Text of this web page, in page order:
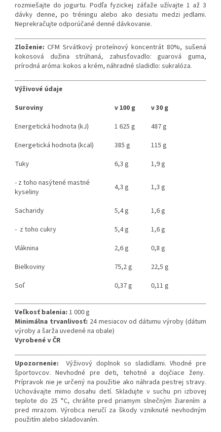
rozmiešajte do jogurtu. Podľa fyzickej záťaže užívajte 1 až 3
dávky denne, po tréningu alebo ako desiatu medzi jedlami.
Neprekračujte odporúčané denné dávkovanie.
Zloženie: CFM Srvátkový proteínový koncentrát 80%, sušená
kokosová dužina strúhaná, zahusťovadlo: guarová guma,
prírodná aróma: kokos a krém, náhradné sladidlo: sukralóza.
Výživové údaje
Suroviny
v 100 g
v 30 g
Energetická hodnota (kJ)
1 625 g
487 g
Energetická hodnota (kcal)
385 g
115 g
Tuky
6,3 g
1,9 g
- z toho nasýtené mastné
kyseliny
4,3 g 1,3 g
Sacharidy 5,4 g
1,6 g
- z toho cukry
5,4 g
1,6 g
Vláknina
2,6 g
0,8 g
Bielkoviny
75,2 g
22,5 g
Soľ
0,37 g 0,11 g
Veľkosť balenia: 1 000 g
Minimálna trvanlivosť: 24 mesiacov od dátumu výroby (dátum
výroby a šarža uvedené na obale)
Vyrobené v ČR
Upozornenie: Výživový doplnok so sladidlami. Vhodné pre
športovcov. Nevhodné pre deti, tehotné a dojčiace ženy.
Prípravok nie je určený na použitie ako náhrada pestrej stravy.
Uchovávajte mimo dosahu detí. Skladujte v suchu pri izbovej
teplote do 25 °C, chráňte pred priamym slnečným žiarením a
pred mrazom. Výrobca neručí za škody vzniknuté nevhodným
použitím alebo skladovaním.